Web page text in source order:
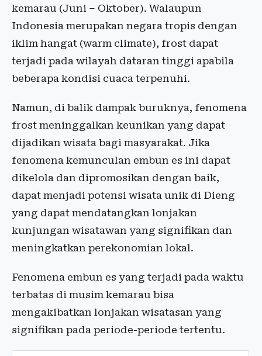
kemarau (Juni – Oktober). Walaupun
Indonesia merupakan negara tropis dengan
iklim hangat (warm climate), frost dapat
terjadi pada wilayah dataran tinggi apabila
beberapa kondisi cuaca terpenuhi.
Namun, di balik dampak buruknya, fenomena
frost meninggalkan keunikan yang dapat
dijadikan wisata bagi masyarakat. Jika
fenomena kemunculan embun es ini dapat
dikelola dan dipromosikan dengan baik,
dapat menjadi potensi wisata unik di Dieng
yang dapat mendatangkan lonjakan
kunjungan wisatawan yang signifikan dan
meningkatkan perekonomian lokal.
Fenomena embun es yang terjadi pada waktu
terbatas di musim kemarau bisa
mengakibatkan lonjakan wisatasan yang
signifikan pada periode-periode tertentu.